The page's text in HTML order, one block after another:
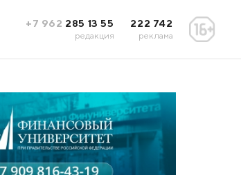
+7 962 285 13 55
редакция
222 742
реклама